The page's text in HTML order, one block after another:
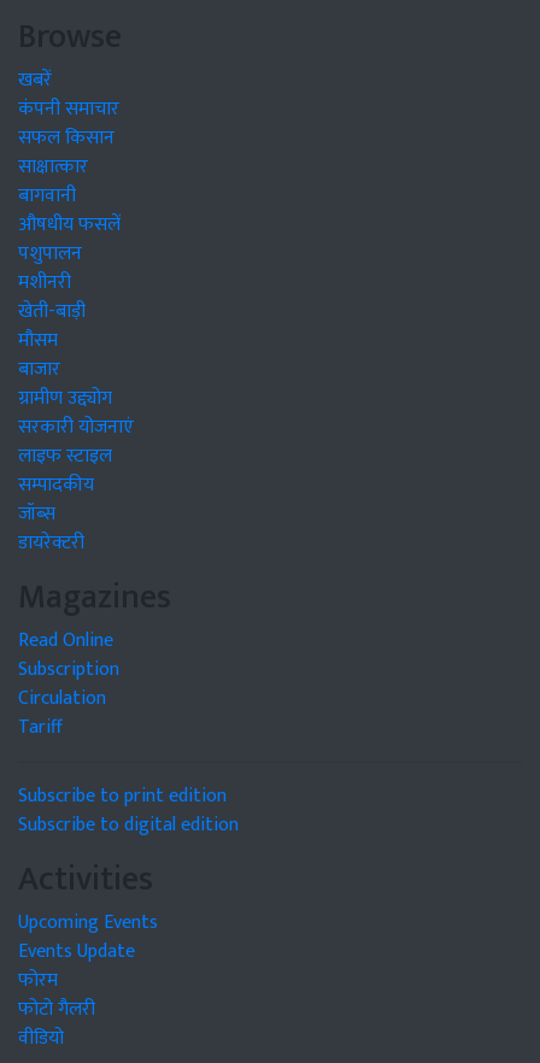
Browse
खबरें
कंपनी समाचार
सफल किसान
साक्षात्कार
बागवानी
औषधीय फसलें
पशुपालन
मशीनरी
खेती-बाड़ी
मौसम
बाजार
ग्रामीण उद्द्योग
सरकारी योजनाएं
लाइफ स्टाइल
सम्पादकीय
जॉब्स
डायरेक्टरी
Magazines
Read Online
Subscription
Circulation
Tariff
Subscribe to print edition
Subscribe to digital edition
Activities
Upcoming Events
Events Update
फोरम
फोटो गैलरी
वीडियो